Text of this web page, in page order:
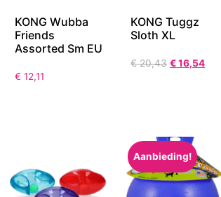
KONG Wubba
Friends
Assorted Sm EU
€ 12,11
KONG Tuggz
Sloth XL
€20,43 €16,54
Aanbieding!